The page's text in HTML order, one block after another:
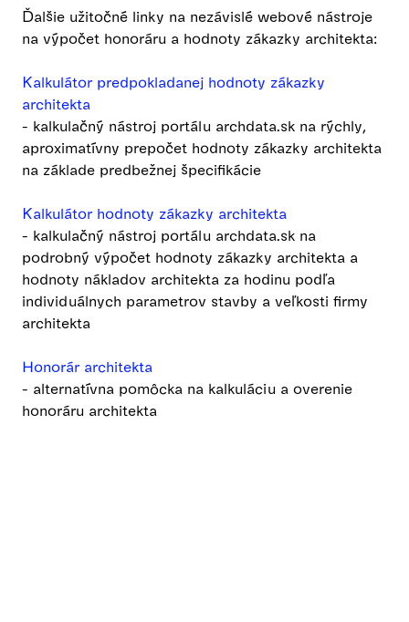
Ďalšie užitočné linky na nezávislé webové nástroje
na výpočet honoráru a hodnoty zákazky architekta:
Kalkulátor predpokladanej hodnoty zákazky
architekta
- kalkulačný nástroj portálu archdata.sk na rýchly,
aproximatívny prepočet hodnoty zákazky architekta
na základe predbežnej špecifikácie
Kalkulátor hodnoty zákazky architekta
- kalkulačný nástroj portálu archdata.sk na
podrobný výpočet hodnoty zákazky architekta a
hodnoty nákladov architekta za hodinu podľa
individuálnych parametrov stavby a veľkosti firmy
architekta
Honorár architekta
- alternatívna pomôcka na kalkuláciu a overenie
honoráru architekta